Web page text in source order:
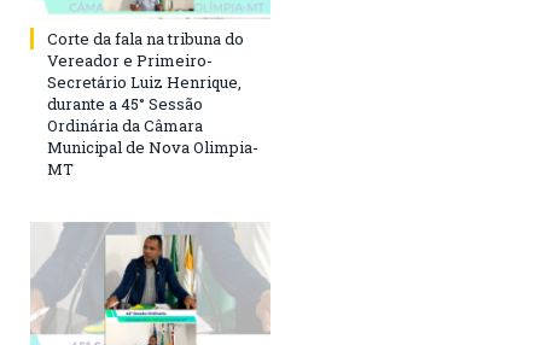
Corte da fala na tribuna do
Vereador e Primeiro-
Secretário Luiz Henrique,
durante a 45° Sessão
Ordinária da Câmara
Municipal de Nova Olimpia-
MT